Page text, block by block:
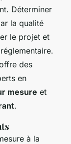
Déterminer
la qualité
le projet et
des
en
mesure et
.
à la